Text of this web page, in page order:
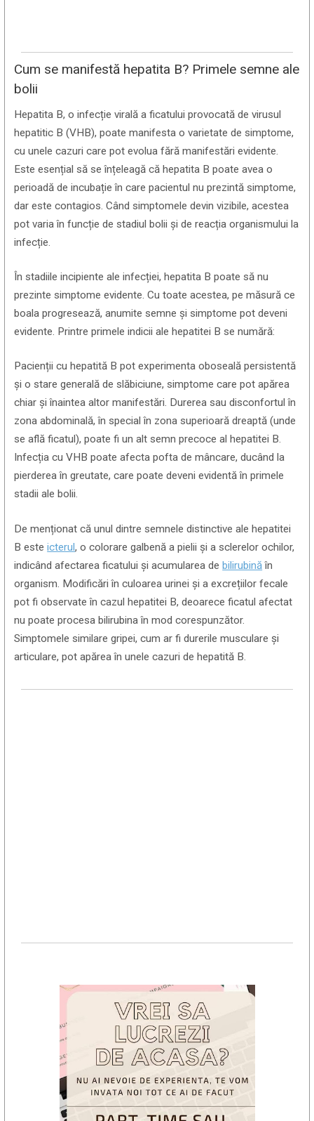
Cum se manifestă hepatita B? Primele semne ale
bolii
Hepatita B, o infecție virală a ficatului provocată de virusul
hepatitic B (VHB), poate manifesta o varietate de simptome,
cu unele cazuri care pot evolua fără manifestări evidente.
Este esențial să se înțeleagă că hepatita B poate avea o
perioadă de incubație în care pacientul nu prezintă simptome,
dar este contagios. Când simptomele devin vizibile, acestea
pot varia în funcție de stadiul bolii și de reacția organismului la
infecție.
În stadiile incipiente ale infecției, hepatita B poate să nu
prezinte simptome evidente. Cu toate acestea, pe măsură ce
boala progresează, anumite semne și simptome pot deveni
evidente. Printre primele indicii ale hepatitei B se numără:
Pacienții cu hepatită B pot experimenta oboseală persistentă
și o stare generală de slăbiciune, simptome care pot apărea
chiar și înaintea altor manifestări. Durerea sau disconfortul în
zona abdominală, în special în zona superioară dreaptă (unde
se află ficatul), poate fi un alt semn precoce al hepatitei B.
Infecția cu VHB poate afecta pofta de mâncare, ducând la
pierderea în greutate, care poate deveni evidentă în primele
stadii ale bolii.
De menționat că unul dintre semnele distinctive ale hepatitei
B esteicterul, o colorare galbenă a pielii și a sclerelor ochilor,
indicând afectarea ficatului și acumularea debilirubinăîn
organism. Modificări în culoarea urinei și a excrețiilor fecale
pot fi observate în cazul hepatitei B, deoarece ficatul afectat
nu poate procesa bilirubina în mod corespunzător.
Simptomele similare gripei, cum ar fi durerile musculare și
articulare, pot apărea în unele cazuri de hepatită B.